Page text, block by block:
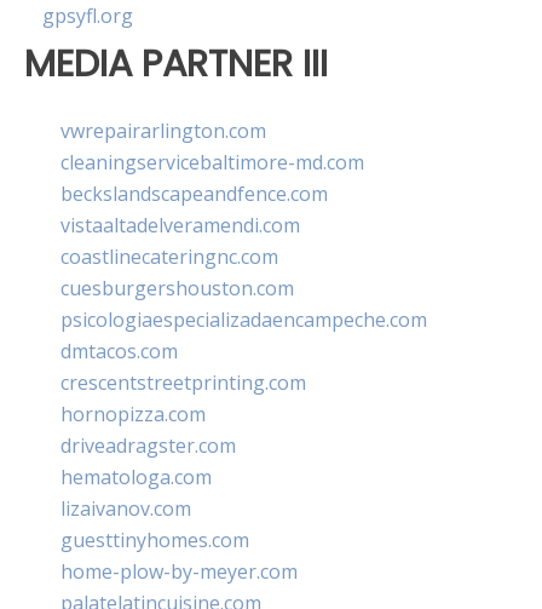
gpsyfl.org
MEDIA PARTNER III
vwrepairarlington.com
cleaningservicebaltimore-md.com
beckslandscapeandfence.com
vistaaltadelveramendi.com
coastlinecateringnc.com
cuesburgershouston.com
psicologiaespecializadaencampeche.com
dmtacos.com
crescentstreetprinting.com
hornopizza.com
driveadragster.com
hematologa.com
lizaivanov.com
guesttinyhomes.com
home-plow-by-meyer.com
palatelatincuisine.com